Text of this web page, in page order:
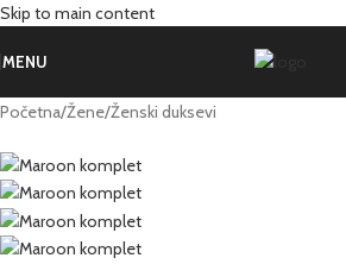
Skip to main content
MENU
Početna/Žene/Ženski duksevi